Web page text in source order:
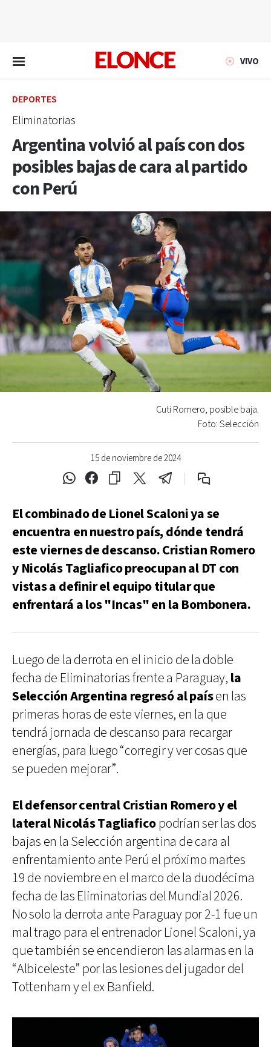
VIVO
DEPORTES
Eliminatorias
Argentina volvió al país con dos
posibles bajas de cara al partido
con Perú
15 de noviembre de 2024
Cuti Romero, posible baja.
Foto: Selección
El combinado de Lionel Scaloni ya se
encuentra en nuestro país, dónde tendrá
este viernes de descanso. Cristian Romero
y Nicolás Tagliafico preocupan al DT con
vistas a definir el equipo titular que
enfrentará a los "Incas" en la Bombonera.
Luego de la derrota en el inicio de la doble
fecha de Eliminatorias frente a Paraguay, la
Selección Argentina regresó al paísen las
primeras horas de este viernes, en la que
tendrá jornada de descanso para recargar
energías, para luego “corregir y ver cosas que
se pueden mejorar”.
El defensor central Cristian Romero y el
lateral Nicolás Tagliaficopodrían ser las dos
bajas en la Selección argentina de cara al
enfrentamiento ante Perú el próximo martes
19 de noviembre en el marco de la duodécima
fecha de las Eliminatorias del Mundial 2026.
No solo la derrota ante Paraguay por 2-1 fue un
mal trago para el entrenador Lionel Scaloni, ya
que también se encendieron las alarmas en la
“Albiceleste” por las lesiones del jugador del
Tottenham y el ex Banfield.